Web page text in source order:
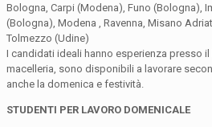
Bologna, Carpi (Modena), Funo (Bologna),
(Bologna), Modena , Ravenna, Misano
Tolmezzo (Udine)
I candidati ideali hanno esperienza presso il
macelleria, sono disponibili a lavorare
anche la domenica e festività.
STUDENTI PER LAVORO DOMENICALE